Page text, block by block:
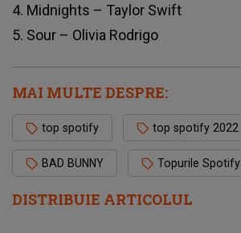
DISTRIBUIE ARTICOLUL
4. Midnights – Taylor Swift
5. Sour – Olivia Rodrigo
MAI MULTE DESPRE:
top spotify top spotify 2022
BAD BUNNY Topurile Spotify